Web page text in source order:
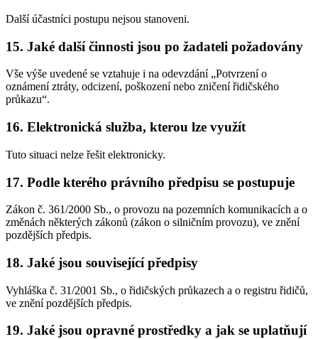
Další účastníci postupu nejsou stanoveni.
15. Jaké další činnosti jsou po žadateli požadovány
Vše výše uvedené se vztahuje i na odevzdání „Potvrzení o
oznámení ztráty, odcizení, poškození nebo zničení řidičského
průkazu“.
16. Elektronická služba, kterou lze využít
Tuto situaci nelze řešit elektronicky.
17. Podle kterého právního předpisu se postupuje
Zákon č. 361/2000 Sb., o provozu na pozemních komunikacích a o
změnách některých zákonů (zákon o silničním provozu), ve znění
pozdějších předpis.
18. Jaké jsou související předpisy
Vyhláška č. 31/2001 Sb., o řidičských průkazech a o registru řidičů,
ve znění pozdějších předpis.
19. Jaké jsou opravné prostředky a jak se uplatňují